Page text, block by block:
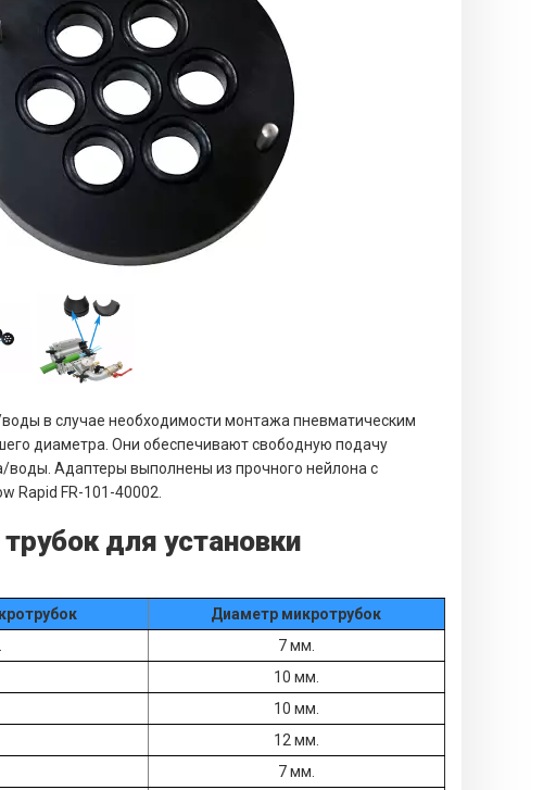
в случае необходимости монтажа пневматическим
диаметра. Они обеспечивают свободную подачу
Адаптеры выполнены из прочного нейлона с
Rapid FR-101-40002.
для установки
Диаметр микротрубок
7 мм.
10 мм.
10 мм.
12 мм.
7 мм.